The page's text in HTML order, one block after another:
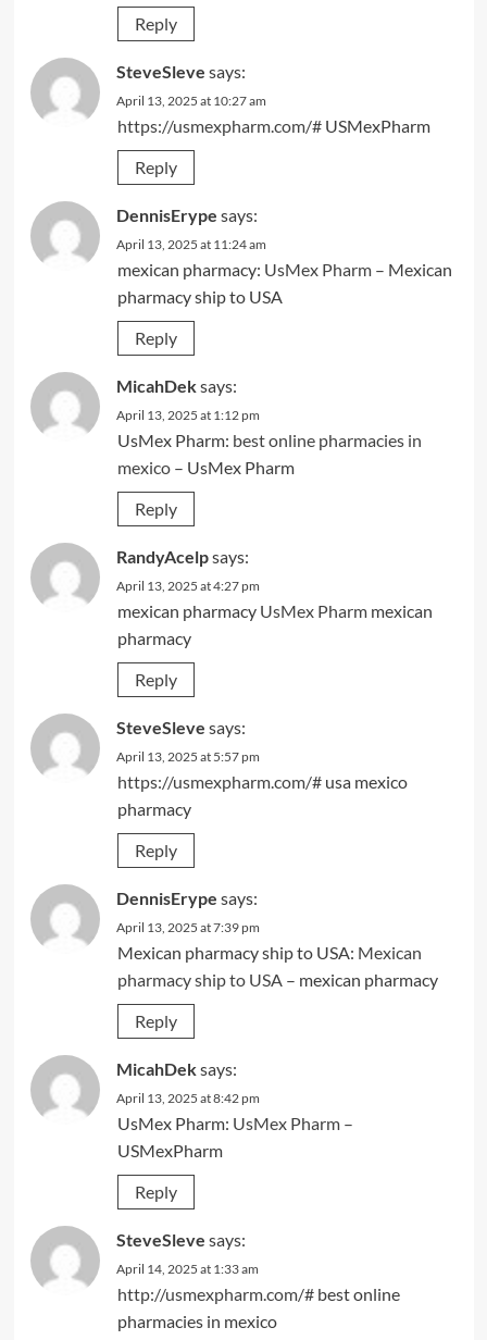
Reply
SteveSleve says:
April 13, 2025 at 10:27 am
https://usmexpharm.com/#USMexPharm
Reply
DennisErype says:
April 13, 2025 at 11:24 am
mexican pharmacy: UsMex Pharm– Mexican
pharmacy ship to USA
Reply
MicahDeksays:
April 13, 2025 at 1:12 pm
UsMex Pharm: best online pharmacies in
mexico– UsMex Pharm
Reply
RandyAcelpsays:
April 13, 2025 at 4:27 pm
mexican pharmacy UsMex Pharmmexican
pharmacy
Reply
SteveSleve says:
April 13, 2025 at 5:57 pm
https://usmexpharm.com/#usa mexico
pharmacy
Reply
DennisErype says:
April 13, 2025 at 7:39 pm
Mexican pharmacy ship to USA: Mexican
pharmacy ship to USA – mexican pharmacy
Reply
MicahDeksays:
April 13, 2025 at 8:42 pm
UsMex Pharm: UsMex Pharm–
USMexPharm
Reply
SteveSleve says:
April 14, 2025 at 1:33 am
http://usmexpharm.com/#best online
pharmacies in mexico